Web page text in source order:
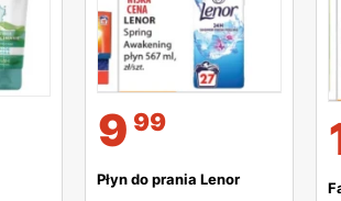
9 99
Płyn do prania Lenor